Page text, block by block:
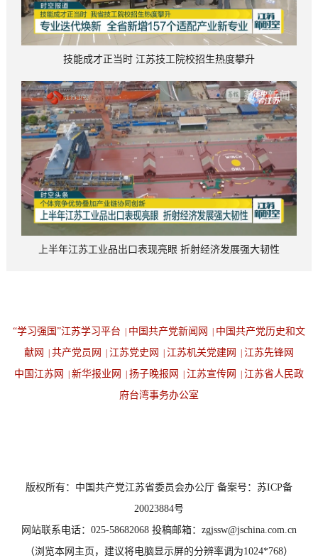
技能成才正当时 江苏技工院校招生热度攀升
上半年江苏工业品出口表现亮眼 折射经济发展强大韧性
“学习强国”江苏学习平台 中国共产党新闻网
中国共产党历史和文
献网
共产党员网 江苏党史网 江苏机关党建网
江苏先锋网
中国江苏网
新华报业网 扬子晚报网 江苏宣传网
江苏省人民政
府台湾事务办公室
版权所有：中国共产党江苏省委员会办公厅 备案号：苏ICP备
20023884号
网站联系电话：025-58682068 投稿邮箱：zgjssw@jschina.com.cn
（浏览本网主页，建议将电脑显示屏的分辨率调为1024*768）